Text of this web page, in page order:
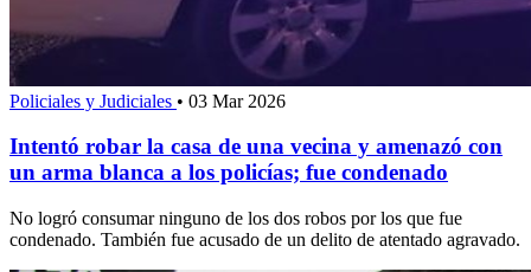
Policiales y Judiciales • 03 Mar 2026
Intentó robar la casa de una vecina y amenazó con
un arma blanca a los policías; fue condenado
No logró consumar ninguno de los dos robos por los que fue
condenado. También fue acusado de un delito de atentado agravado.